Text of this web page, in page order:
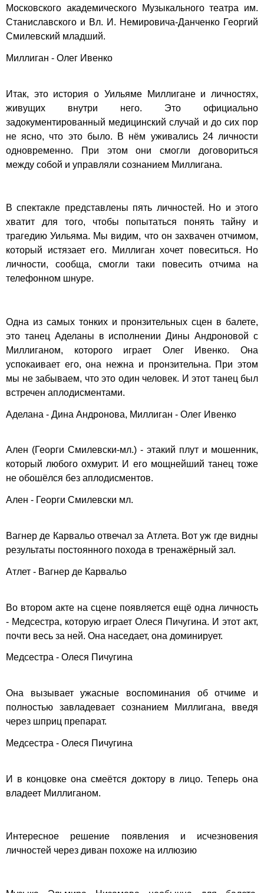
Московского академического Музыкального театра им.
Станиславского и Вл. И. Немировича-Данченко Георгий
Смилевский младший.
Миллиган - Олег Ивенко
Итак, это история о Уильяме Миллигане и личностях,
живущих внутри него. Это официально
задокументированный медицинский случай и до сих пор
не ясно, что это было. В нём уживались 24 личности
одновременно. При этом они смогли договориться
между собой и управляли сознанием Миллигана.
В спектакле представлены пять личностей. Но и этого
хватит для того, чтобы попытаться понять тайну и
трагедию Уильяма. Мы видим, что он захвачен отчимом,
который истязает его. Миллиган хочет повеситься. Но
личности, сообща, смогли таки повесить отчима на
телефонном шнуре.
Одна из самых тонких и пронзительных сцен в балете,
это танец Аделаны в исполнении Дины Андроновой с
Миллиганом, которого играет Олег Ивенко. Она
успокаивает его, она нежна и пронзительна. При этом
мы не забываем, что это один человек. И этот танец был
встречен аплодисментами.
Аделана - Дина Андронова, Миллиган - Олег Ивенко
Ален (Георги Смилевски-мл.) - этакий плут и мошенник,
который любого охмурит. И его мощнейший танец тоже
не обошёлся без аплодисментов.
Ален - Георги Смилевски мл.
Вагнер де Карвальо отвечал за Атлета. Вот уж где видны
результаты постоянного похода в тренажёрный зал.
Атлет - Вагнер де Карвальо
Во втором акте на сцене появляется ещё одна личность
- Медсестра, которую играет Олеся Пичугина. И этот акт,
почти весь за ней. Она наседает, она доминирует.
Медсестра - Олеся Пичугина
Она вызывает ужасные воспоминания об отчиме и
полностью завладевает сознанием Миллигана, введя
через шприц препарат.
Медсестра - Олеся Пичугина
И в концовке она смеётся доктору в лицо. Теперь она
владеет Миллиганом.
Интересное решение появления и исчезновения
личностей через диван похоже на иллюзию